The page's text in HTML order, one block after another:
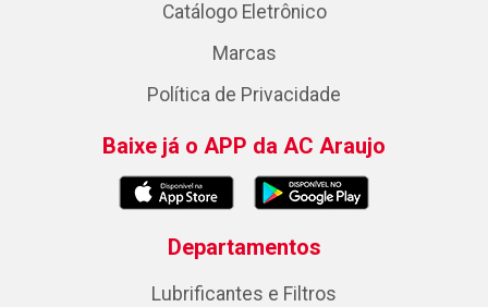
Catálogo Eletrônico
Marcas
Política de Privacidade
Baixe já o APP da AC Araujo
Departamentos
Lubrificantes e Filtros